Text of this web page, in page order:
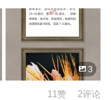
3
11赞 2评论